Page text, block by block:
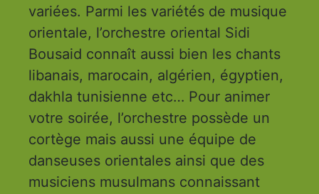
variées. Parmi les variétés de musique
orientale, l’orchestre oriental Sidi
Bousaid connaît aussi bien les chants
libanais, marocain, algérien, égyptien,
dakhla tunisienne etc… Pour animer
votre soirée, l’orchestre possède un
cortège mais aussi une équipe de
danseuses orientales ainsi que des
musiciens musulmans connaissant